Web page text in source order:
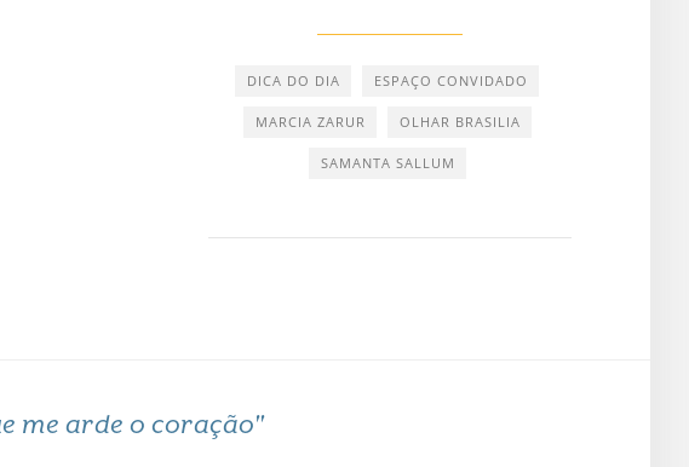
DICA DO DIA ESPAÇO CONVIDADO
MARCIA ZARUR OLHAR BRASILIA
SAMANTA SALLUM
me arde o coração"